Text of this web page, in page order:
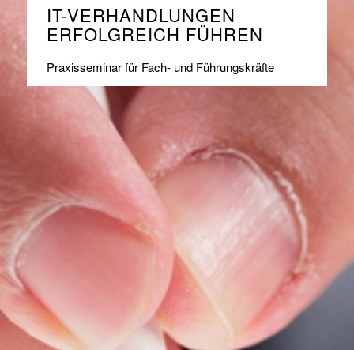
IT-VERHANDLUNGEN
ERFOLGREICH FÜHREN
Praxisseminar für Fach- und Führungskräfte